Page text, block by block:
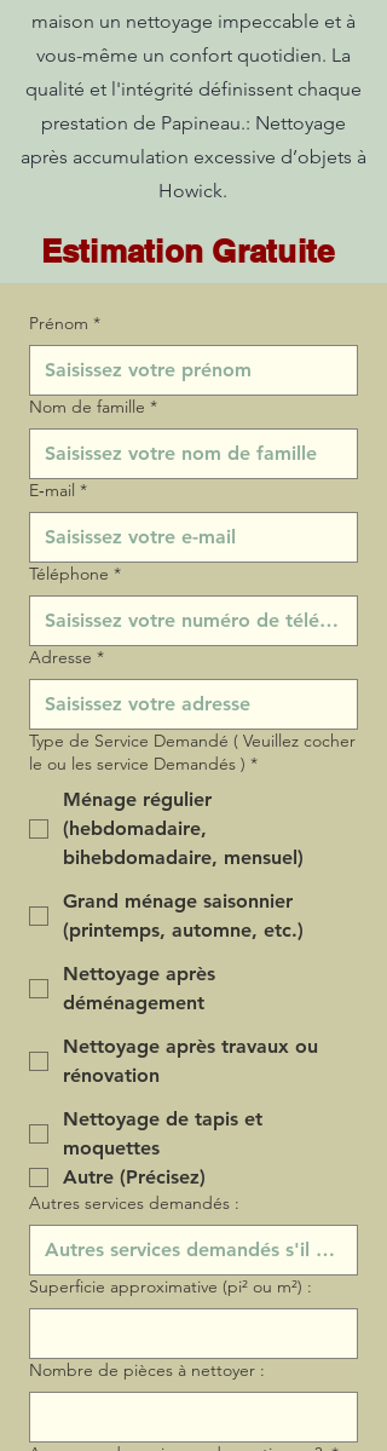
maison un nettoyage impeccable et à
vous-même un confort quotidien. La
qualité et l'intégrité définissent chaque
prestation de Papineau.: Nettoyage
après accumulation excessive d’objets à
Howick.
Estimation Gratuite
Prénom *
Nom de famille *
E‑mail *
Téléphone *
Adresse *
Type de Service Demandé ( Veuillez cocher
le ou les service Demandés ) *
Ménage régulier
(hebdomadaire,
bihebdomadaire, mensuel)
Grand ménage saisonnier
(printemps, automne, etc.)
Nettoyage après
déménagement
Nettoyage après travaux ou
rénovation
Nettoyage de tapis et
moquettes
Autre (Précisez)
Autres services demandés :
Superficie approximative (pi² ou m²) :
Nombre de pièces à nettoyer :